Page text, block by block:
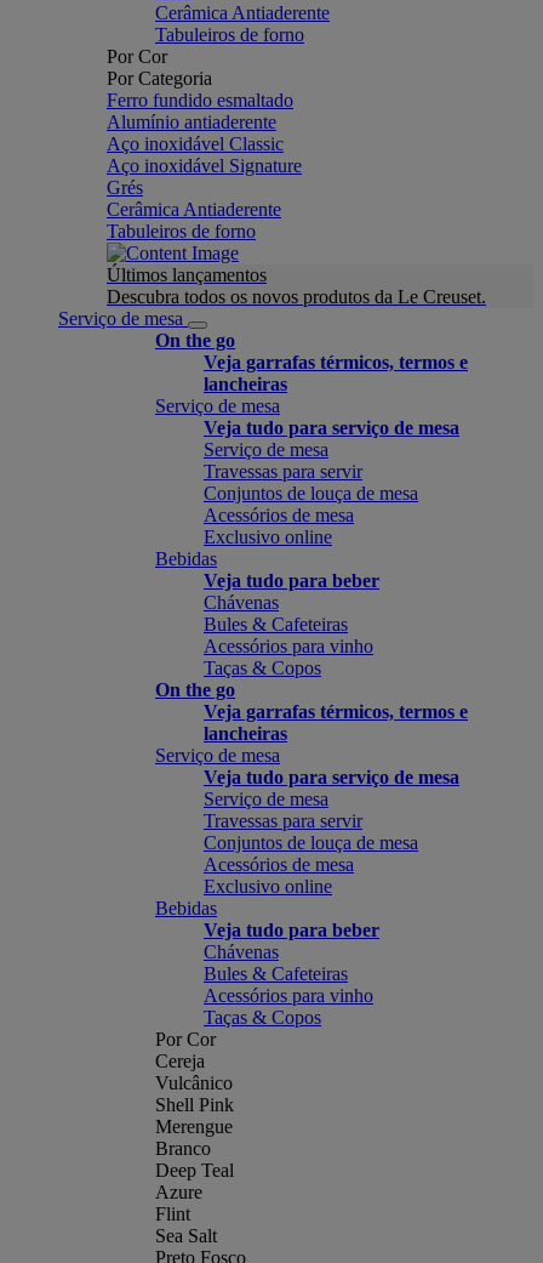
Cerâmica Antiaderente
Tabuleiros de forno
Por Cor
Por Categoria
Ferro fundido esmaltado
Alumínio antiaderente
Aço inoxidável Classic
Aço inoxidável Signature
Grés
Cerâmica Antiaderente
Tabuleiros de forno
Últimos lançamentos
Descubra todos os novos produtos da Le Creuset.
Serviço de mesa
On the go
Veja garrafas térmicos, termos e
lancheiras
Serviço de mesa
Veja tudo para serviço de mesa
Serviço de mesa
Travessas para servir
Conjuntos de louça de mesa
Acessórios de mesa
Exclusivo online
Bebidas
Veja tudo para beber
Chávenas
Bules & Cafeteiras
Acessórios para vinho
Taças & Copos
On the go
Veja garrafas térmicos, termos e
lancheiras
Serviço de mesa
Veja tudo para serviço de mesa
Serviço de mesa
Travessas para servir
Conjuntos de louça de mesa
Acessórios de mesa
Exclusivo online
Bebidas
Veja tudo para beber
Chávenas
Bules & Cafeteiras
Acessórios para vinho
Taças & Copos
Por Cor
Cereja
Vulcânico
Shell Pink
Merengue
Branco
Deep Teal
Azure
Flint
Sea Salt
Preto Fosco